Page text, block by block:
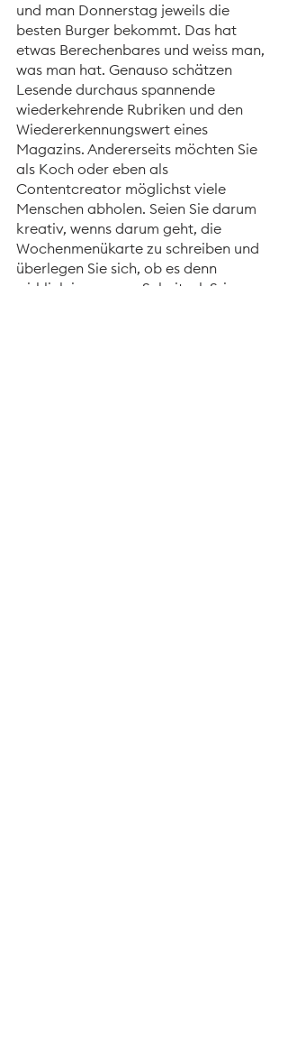
und man Donnerstag jeweils die
besten Burger bekommt. Das hat
etwas Berechenbares und weiss man,
was man hat. Genauso schätzen
Lesende durchaus spannende
wiederkehrende Rubriken und den
Wiedererkennungswert eines
Magazins. Andererseits möchten Sie
als Koch oder eben als
Contentcreator möglichst viele
Menschen abholen. Seien Sie darum
kreativ, wenns darum geht, die
Wochenmenükarte zu schreiben und
überlegen Sie sich, ob es denn
wirklich immer nur Schnitzel, Sri-